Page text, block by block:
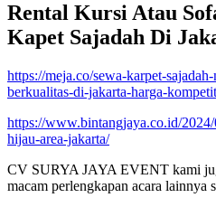
Rental Kursi Atau
Kapet Sajadah Di
https://meja.co/sewa-karpet-
berkualitas-di-jakarta-harga-
https://www.bintangjaya.co.id/
hijau-area-jakarta/
CV SURYA JAYA EVENT kami
macam perlengkapan acara lainnya